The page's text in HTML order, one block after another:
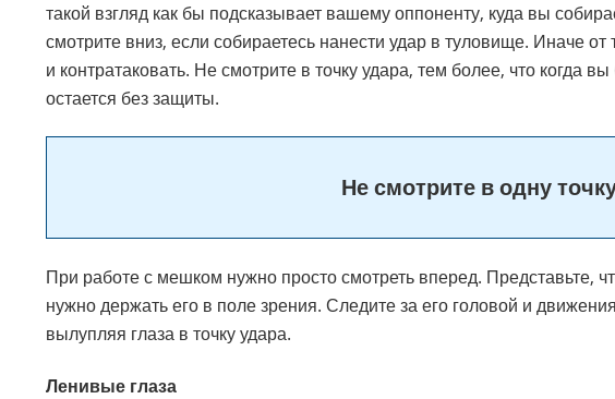
такой взгляд как бы подсказывает вашему оппоненту, куда вы
смотрите вниз, если собираетесь нанести удар в туловище. Иначе от
и контратаковать. Не смотрите в точку удара, тем более, что когда
остается без защиты.
Не смотрите в одну
При работе с мешком нужно просто смотреть вперед. Представьте,
нужно держать его в поле зрения. Следите за его головой и
вылупляя глаза в точку удара.
Ленивые глаза